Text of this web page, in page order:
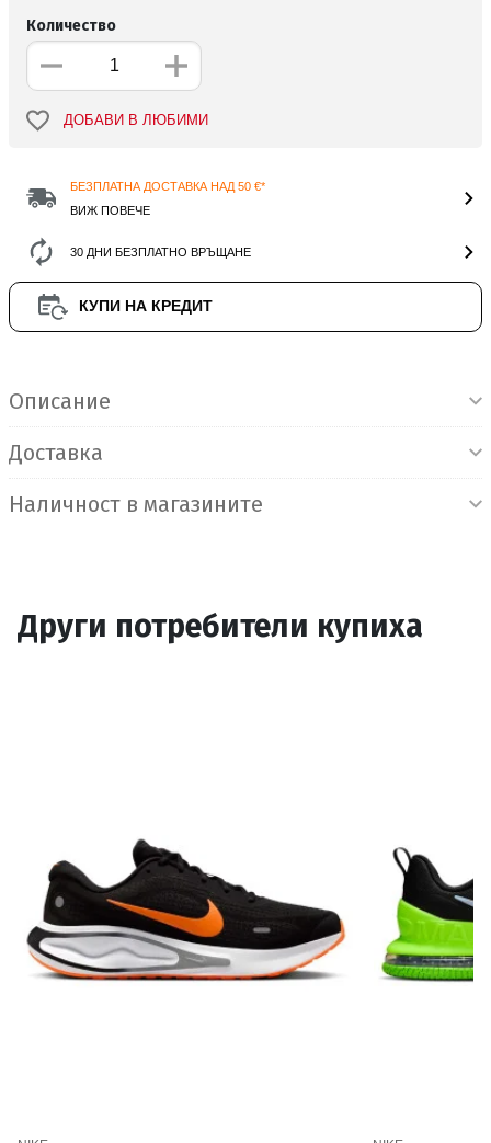
Количество
ДОБАВИ В ЛЮБИМИ
БЕЗПЛАТНА ДОСТАВКА НАД 50 €*
ВИЖ ПОВЕЧЕ
30 ДНИ БЕЗПЛАТНО ВРЪЩАНЕ
КУПИ НА КРЕДИТ
Описание
Доставка
Наличност в магазините
Други потребители купиха